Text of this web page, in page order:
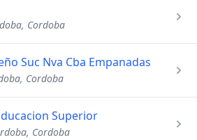
Cordoba
Suc Nva Cba Empanadas
Cordoba
Superior
Cordoba